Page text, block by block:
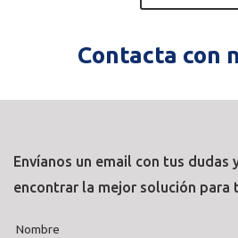
Contacta con
Envíanos un email con tus dudas
encontrar la mejor solución para
Nombre